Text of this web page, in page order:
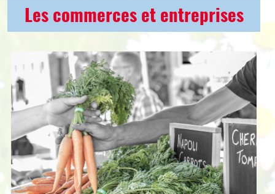
Les commerces et entreprises